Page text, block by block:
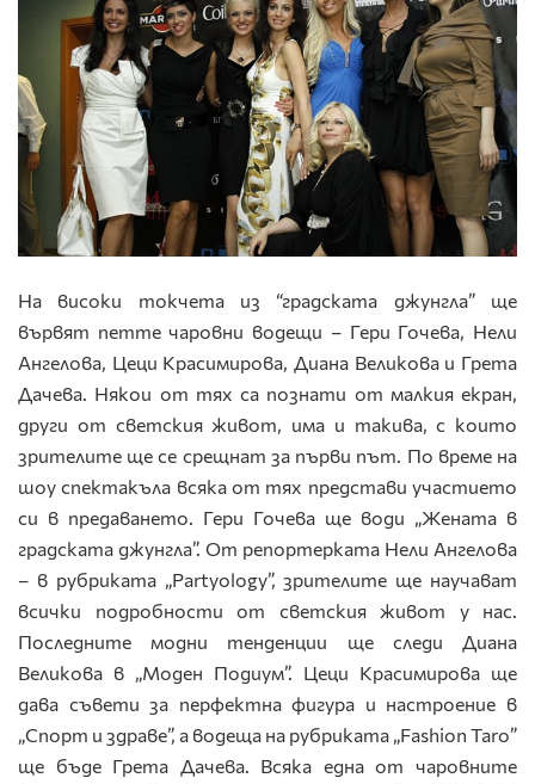
На високи токчета из “градската джунгла” ще
вървят петте чаровни водещи – Гери Гочева, Нели
Ангелова, Цеци Красимирова, Диана Великова и Грета
Дачева. Някои от тях са познати от малкия екран,
други от светския живот, има и такива, с които
зрителите ще се срещнат за първи път. По време на
шоу спектакъла всяка от тях представи участието
си в предаването. Гери Гочева ще води „Жената в
градската джунгла”. От репортерката Нели Ангелова
– в рубриката „Partyology”, зрителите ще научават
всички подробности от светския живот у нас.
Последните модни тенденции ще следи Диана
Великова в „Моден Подиум”. Цеци Красимирова ще
дава съвети за перфектна фигура и настроение в
„Спорт и здраве”, а водеща на рубриката „Fashion Taro”
ще бъде Грета Дачева. Всяка една от чаровните